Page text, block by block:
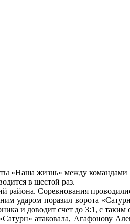
«Наша жизнь» между
в шестой раз.
Соревнования
поразил ворота
и доводит счет до 3:1, с
атаковала, Агафонову